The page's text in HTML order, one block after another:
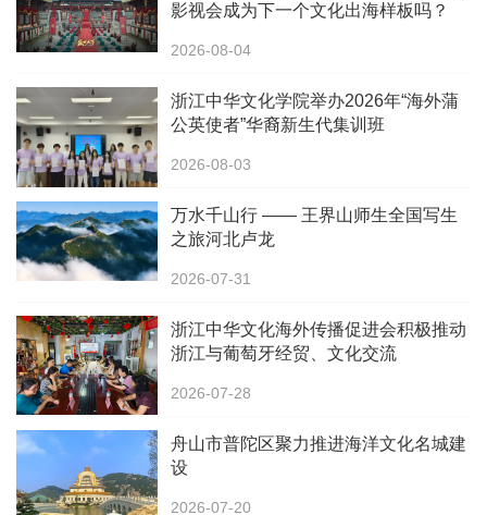
影视会成为下一个文化出海样板吗？
2026-08-04
浙江中华文化学院举办2026年“海外蒲
公英使者”华裔新生代集训班
2026-08-03
万水千山行 —— 王界山师生全国写生
之旅河北卢龙
2026-07-31
浙江中华文化海外传播促进会积极推动
浙江与葡萄牙经贸、文化交流
2026-07-28
舟山市普陀区聚力推进海洋文化名城建
设
2026-07-20